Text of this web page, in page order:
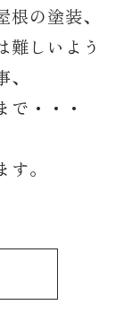
の塗装、
難しいよう
で・・・
。